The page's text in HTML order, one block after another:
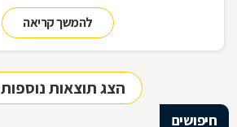
להמשך קריאה
הצג תוצאות נוספות
חיפושים